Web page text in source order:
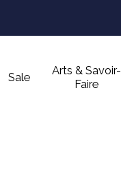
Sale
Arts & Savoir-
Faire